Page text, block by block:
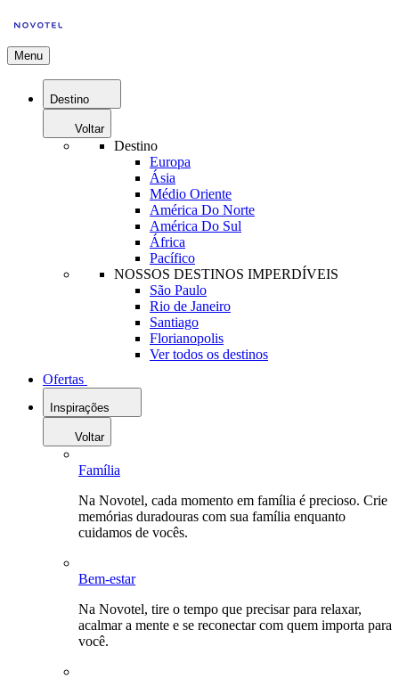
Menu
Destino
Voltar
Destino
Europa
Ásia
Médio Oriente
América Do Norte
América Do Sul
África
Pacífico
NOSSOS DESTINOS IMPERDÍVEIS
São Paulo
Rio de Janeiro
Santiago
Florianopolis
Ver todos os destinos
Ofertas
Inspirações
Voltar
Família
Na Novotel, cada momento em família é precioso. Crie
memórias duradouras com sua família enquanto
cuidamos de vocês.
Bem-estar
Na Novotel, tire o tempo que precisar para relaxar,
acalmar a mente e se reconectar com quem importa para
você.